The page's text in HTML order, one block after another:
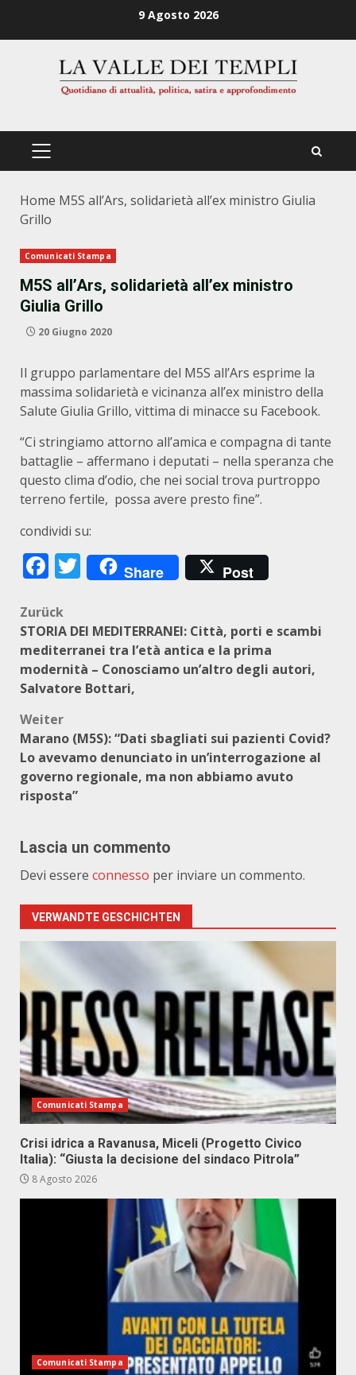
9 Agosto 2026
PRIMÄRES
Home M5S all’Ars, solidarietà all’ex ministro Giulia
Grillo
Comunicati Stampa
M5S all’Ars, solidarietà all’ex ministro
Giulia Grillo
20 Giugno 2020
Il gruppo parlamentare del M5S all’Ars esprime la
massima solidarietà e vicinanza all’ex ministro della
Salute Giulia Grillo, vittima di minacce su Facebook.
“Ci stringiamo attorno all’amica e compagna di tante
battaglie – affermano i deputati – nella speranza che
questo clima d’odio, che nei social trova purtroppo
terreno fertile, possa avere presto fine”.
condividi su:
Facebook
Twitter
Share Post
Beitragsnavigation
Zurück
STORIA DEI MEDITERRANEI: Città, porti e scambi
mediterranei tra l’età antica e la prima
modernità – Conosciamo un’altro degli autori,
Salvatore Bottari,
Weiter
Marano (M5S): “Dati sbagliati sui pazienti Covid?
Lo avevamo denunciato in un’interrogazione al
governo regionale, ma non abbiamo avuto
risposta”
Lascia un commento
Devi essere connesso per inviare un commento.
VERWANDTE GESCHICHTEN
Comunicati Stampa
Crisi idrica a Ravanusa, Miceli (Progetto Civico
Italia): “Giusta la decisione del sindaco Pitrola”
8 Agosto 2026
Comunicati Stampa